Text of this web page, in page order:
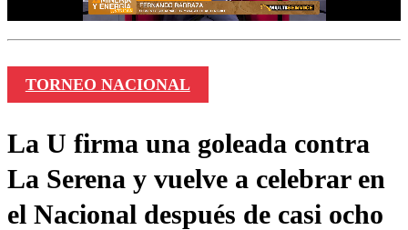
TORNEO NACIONAL
La U firma una goleada contra
La Serena y vuelve a celebrar en
el Nacional después de casi ocho